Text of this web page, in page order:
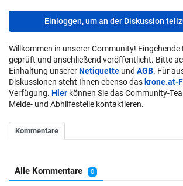
Einloggen, um an der Diskussion
Willkommen in unserer Community! Eingehende
geprüft und anschließend veröffentlicht. Bitte
Einhaltung unsererNetiquette und AGB. Für
Diskussionen steht Ihnen ebenso das krone.at-
Verfügung. Hier können Sie das Community-
Melde- und Abhilfestelle kontaktieren.